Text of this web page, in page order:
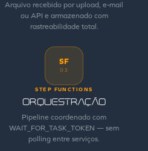
Arquivo recebido por upload, e-mail
ou API e armazenado com
rastreabilidade total.
SF
03
STEP FUNCTIONS
Orquestração
Pipeline coordenado com
WAIT_FOR_TASK_TOKEN — sem
polling entre serviços.